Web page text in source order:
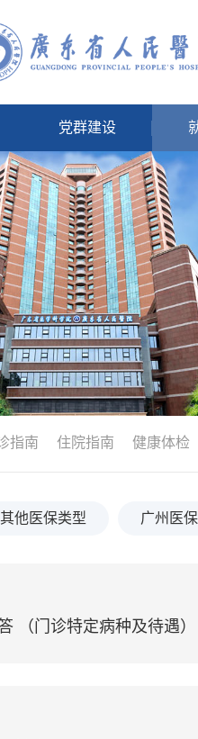
党群建设
指南 住院指南 健康体检
其他医保类型 广州医保
（门诊特定病种及待遇）